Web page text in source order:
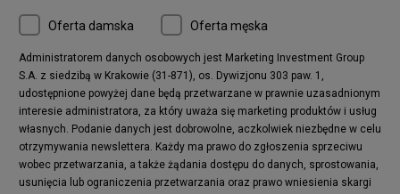
Oferta damska Oferta męska
Administratorem danych osobowych jest Marketing Investment Group
S.A. z siedzibą w Krakowie (31-871), os. Dywizjonu 303 paw. 1,
udostępnione powyżej dane będą przetwarzane w prawnie uzasadnionym
interesie administratora, za który uważa się marketing produktów i usług
własnych. Podanie danych jest dobrowolne, aczkolwiek niezbędne w celu
otrzymywania newslettera. Każdy ma prawo do zgłoszenia sprzeciwu
wobec przetwarzania, a także żądania dostępu do danych, sprostowania,
usunięcia lub ograniczenia przetwarzania oraz prawo wniesienia skargi